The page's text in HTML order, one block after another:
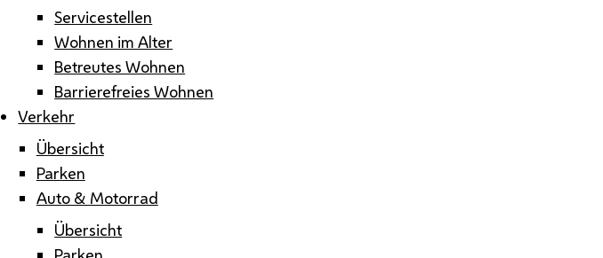
Servicestellen
Wohnen im Alter
Betreutes Wohnen
Barrierefreies Wohnen
Verkehr
Übersicht
Parken
Auto & Motorrad
Übersicht